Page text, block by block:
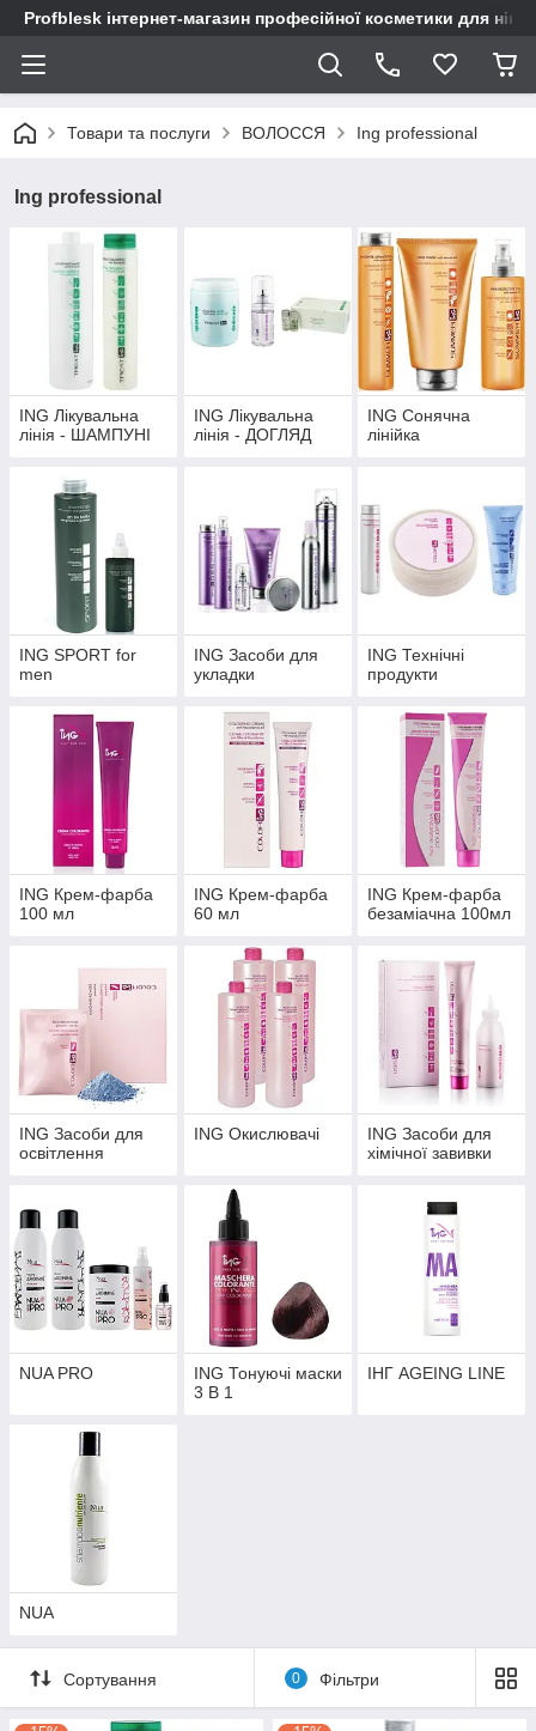
Profblesk інтернет-магазин професійної косметики для
Товари та послуги ВОЛОССЯ Ing professional
Ing professional
ING Лікувальна
лінія - ШАМПУНІ
ING Лікувальна
лінія - ДОГЛЯД
ING Сонячна
лінійка
ING SPORT for
men
ING Засоби для
укладки
ING Технічні
продукти
ING Крем-фарба
100 мл
ING Крем-фарба
60 мл
ING Крем-фарба
безаміачна 100мл
ING Засоби для
освітлення
ING Окислювачі
ING Засоби для
хімічної завивки
NUA PRO
ING Тонуючі маски
3 В 1
ІНГ АGEING LINE
NUA
Сортування 0 Фільтри